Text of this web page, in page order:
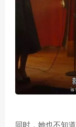
同时，她也不知